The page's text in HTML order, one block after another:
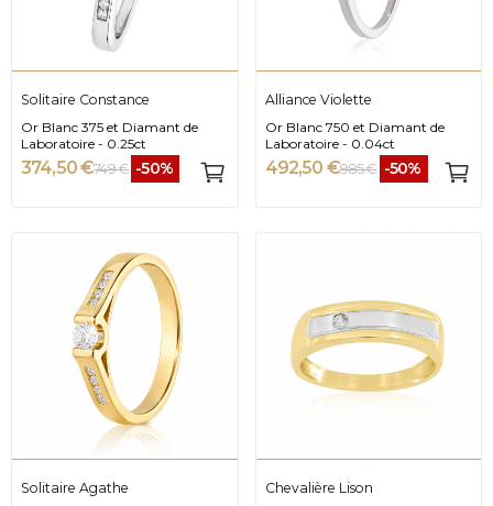
Solitaire Constance
Or Blanc 375 et Diamant de
Laboratoire - 0.25ct
374,50 €749 € -50%
Alliance Violette
Or Blanc 750 et Diamant de
Laboratoire - 0.04ct
492,50 €985 € -50%
Solitaire Agathe
Chevalière Lison